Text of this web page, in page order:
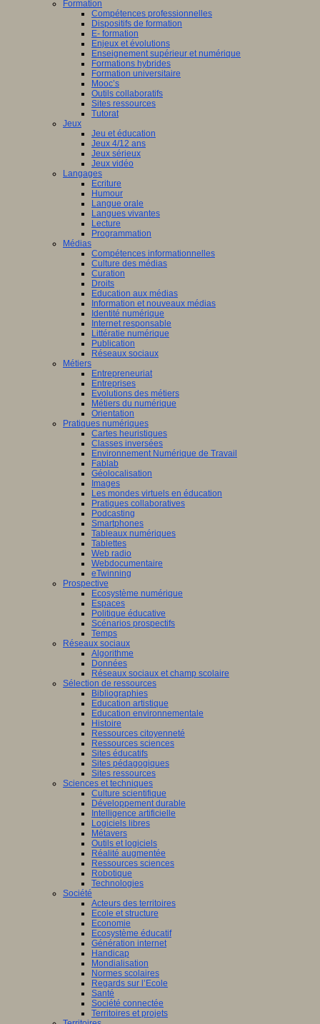
Formation
Compétences professionnelles
Dispositifs de formation
E- formation
Enjeux et évolutions
Enseignement supérieur et numérique
Formations hybrides
Formation universitaire
Mooc’s
Outils collaboratifs
Sites ressources
Tutorat
Jeux
Jeu et éducation
Jeux 4/12 ans
Jeux sérieux
Jeux vidéo
Langages
Ecriture
Humour
Langue orale
Langues vivantes
Lecture
Programmation
Médias
Compétences informationnelles
Culture des médias
Curation
Droits
Education aux médias
Information et nouveaux médias
Identité numérique
Internet responsable
Littératie numérique
Publication
Réseaux sociaux
Métiers
Entrepreneuriat
Entreprises
Evolutions des métiers
Métiers du numérique
Orientation
Pratiques numériques
Cartes heuristiques
Classes inversées
Environnement Numérique de Travail
Fablab
Géolocalisation
Images
Les mondes virtuels en éducation
Pratiques collaboratives
Podcasting
Smartphones
Tableaux numériques
Tablettes
Web radio
Webdocumentaire
eTwinning
Prospective
Ecosystème numérique
Espaces
Politique éducative
Scénarios prospectifs
Temps
Réseaux sociaux
Algorithme
Données
Réseaux sociaux et champ scolaire
Sélection de ressources
Bibliographies
Education artistique
Education environnementale
Histoire
Ressources citoyenneté
Ressources sciences
Sites éducatifs
Sites pédagogiques
Sites ressources
Sciences et techniques
Culture scientifique
Développement durable
Intelligence artificielle
Logiciels libres
Métavers
Outils et logiciels
Réalité augmentée
Ressources sciences
Robotique
Technologies
Société
Acteurs des territoires
Ecole et structure
Economie
Ecosystème éducatif
Génération internet
Handicap
Mondialisation
Normes scolaires
Regards sur l’Ecole
Santé
Société connectée
Territoires et projets